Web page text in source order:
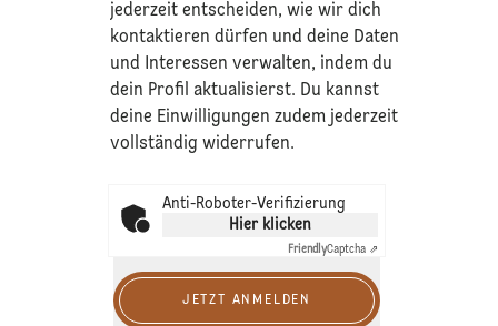
jederzeit entscheiden, wie wir dich
kontaktieren dürfen und deine Daten
und Interessen verwalten, indem du
dein Profil aktualisierst. Du kannst
deine Einwilligungen zudem jederzeit
vollständig widerrufen.
Anti-Roboter-Verifizierung
Hier klicken
FriendlyCaptcha ⇗
JETZT ANMELDEN